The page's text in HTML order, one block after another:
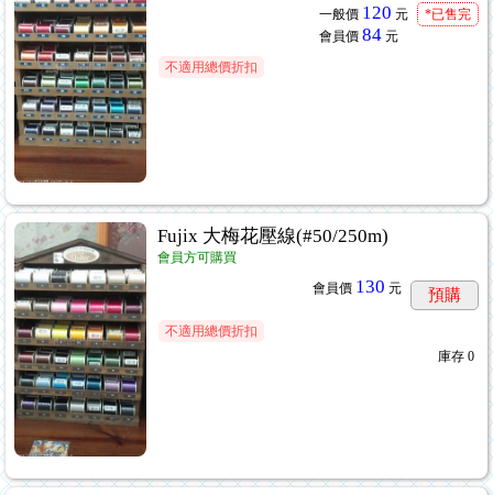
一般價 120 元
會員價 84 元
*已售完
不適用總價折扣
Fujix 大梅花壓線(#50/250m)
會員方可購買
會員價 130 元 預購
不適用總價折扣
庫存 0